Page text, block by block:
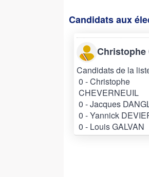
Candidats aux
Christophe
Candidats de la
0 - Christophe
CHEVERNEUIL
0 - Jacques
0 - Yannick
0 - Louis GALVAN